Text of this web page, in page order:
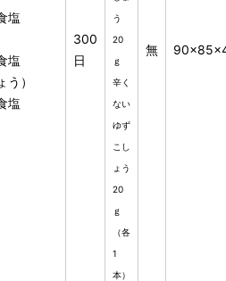
塩
塩
う）
塩
300
日
う
20
ｇ
辛く
ない
ゆず
こし
ょう
20
ｇ
（各
1
本）
無